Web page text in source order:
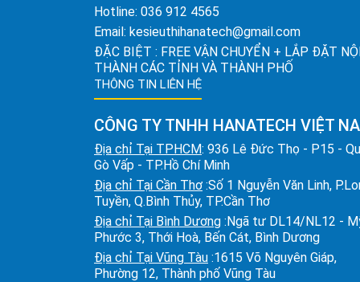
Hotline: 036 912 4565
Email: kesieuthihanatech@gmail.com
ĐẶC BIỆT : FREE VẬN CHUYỂN + LẮP ĐẶT
THÀNH CÁC TỈNH VÀ THÀNH PHỐ
THÔNG TIN LIÊN HỆ
CÔNG TY TNHH HANATECH VIỆT
Địa chỉ Tại TPHCM: 936 Lê Đức Thọ - P15 -
Gò Vấp - TP.Hồ Chí Minh
Địa chỉ Tại Cần Thơ :Số 1 Nguyễn Văn Linh,
Tuyền, Q.Bình Thủy, TP.Cần Thơ
Địa chỉ Tại Bình Dương :Ngã tư DL14/NL12 -
Phước 3, Thới Hoà, Bến Cát, Bình Dương
Địa chỉ Tại Vũng Tàu :1615 Võ Nguyên Giáp,
Phường 12, Thành phố Vũng Tàu